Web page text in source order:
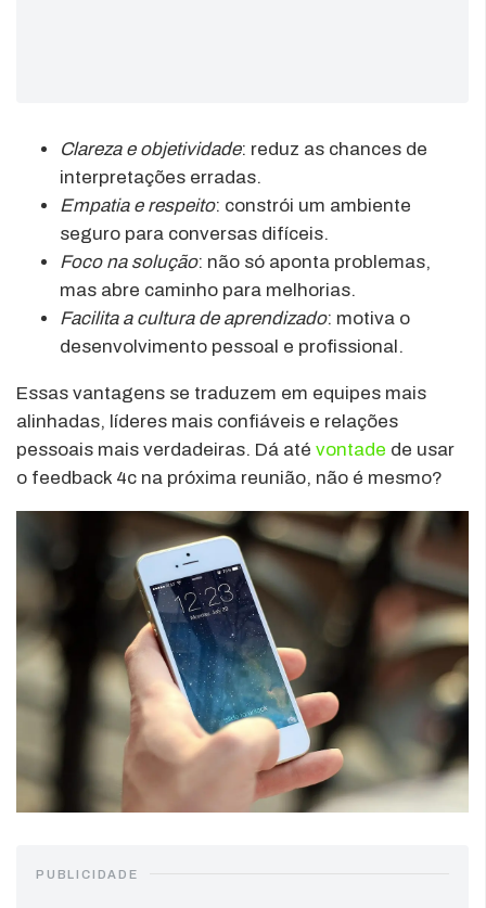
Clareza e objetividade: reduz as chances de
interpretações erradas.
Empatia e respeito: constrói um ambiente
seguro para conversas difíceis.
Foco na solução: não só aponta problemas,
mas abre caminho para melhorias.
Facilita a cultura de aprendizado: motiva o
desenvolvimento pessoal e profissional.
Essas vantagens se traduzem em equipes mais
alinhadas, líderes mais confiáveis e relações
pessoais mais verdadeiras. Dá até vontade de usar
o feedback 4c na próxima reunião, não é mesmo?
PUBLICIDADE